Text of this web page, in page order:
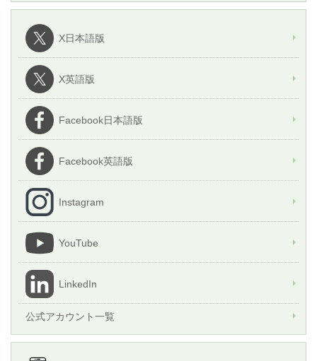
X日本語版
X英語版
Facebook日本語版
Facebook英語版
Instagram
YouTube
LinkedIn
公式アカウント一覧